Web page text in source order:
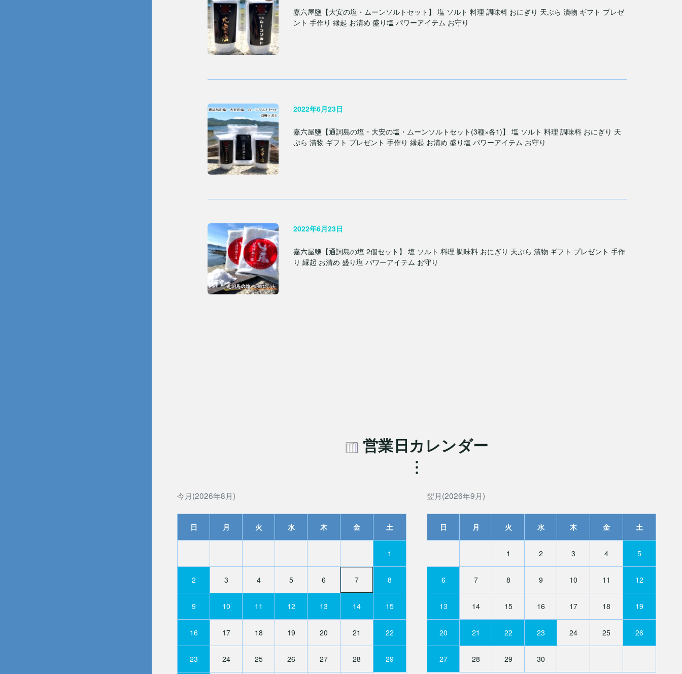
嘉六屋鹽【大安の塩・ムーンソルトセット】 塩 ソルト 料理 調味料 おにぎり 天ぷら 漬物 ギフト プレゼ
ント 手作り 縁起 お清め 盛り塩 パワーアイテム お守り
2022年6月23日
嘉六屋鹽【通詞島の塩・大安の塩・ムーンソルトセット(3種×各1)】 塩 ソルト 料理 調味料 おにぎり 天
ぷら 漬物 ギフト プレゼント 手作り 縁起 お清め 盛り塩 パワーアイテム お守り
2022年6月23日
嘉六屋鹽【通詞島の塩 2個セット】 塩 ソルト 料理 調味料 おにぎり 天ぷら 漬物 ギフト プレゼント 手作
り 縁起 お清め 盛り塩 パワーアイテム お守り
営業日カレンダー
今月(2026年8月)
日 月 火 水 木 金 土
1
2 3 4 5 6 7 8
9 10 11 12 13 14 15
16 17 18 19 20 21 22
23 24 25 26 27 28 29
翌月(2026年9月)
日 月 火 水 木 金 土
1 2 3 4 5
6 7 8 9 10 11 12
13 14 15 16 17 18 19
20 21 22 23 24 25 26
27 28 29 30